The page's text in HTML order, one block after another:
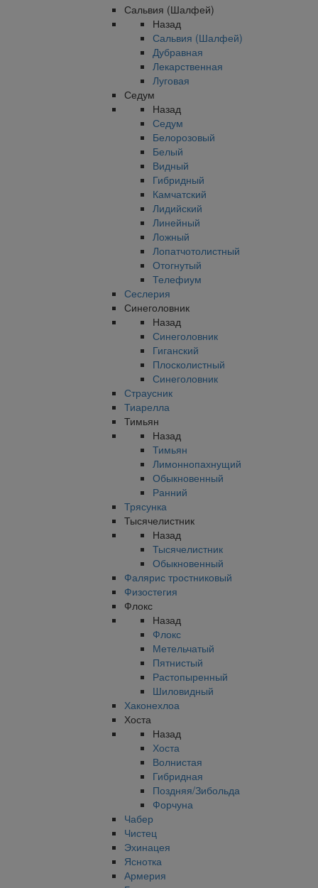
Сальвия (Шалфей)
Назад
Сальвия (Шалфей)
Дубравная
Лекарственная
Луговая
Седум
Назад
Седум
Белорозовый
Белый
Видный
Гибридный
Камчатский
Лидийский
Линейный
Ложный
Лопатчотолистный
Отогнутый
Телефиум
Сеслерия
Синеголовник
Назад
Синеголовник
Гиганский
Плосколистный
Синеголовник
Страусник
Тиарелла
Тимьян
Назад
Тимьян
Лимоннопахнущий
Обыкновенный
Ранний
Трясунка
Тысячелистник
Назад
Тысячелистник
Обыкновенный
Фалярис тростниковый
Физостегия
Флокс
Назад
Флокс
Метельчатый
Пятнистый
Растопыренный
Шиловидный
Хаконехлоа
Хоста
Назад
Хоста
Волнистая
Гибридная
Поздняя/Зибольда
Форчуна
Чабер
Чистец
Эхинацея
Яснотка
Армерия